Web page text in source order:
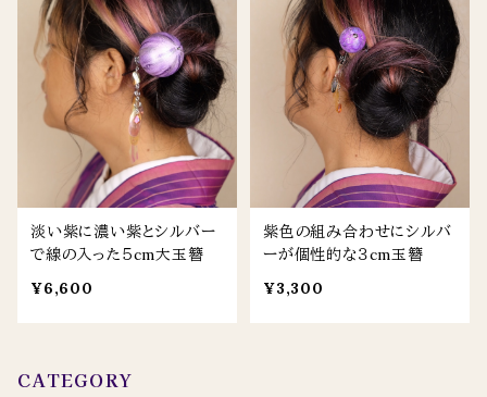
淡い紫に濃い紫とシルバー
で線の入った５cm大玉簪
¥6,600
紫色の組み合わせにシルバ
ーが個性的な３cm玉簪
¥3,300
CATEGORY